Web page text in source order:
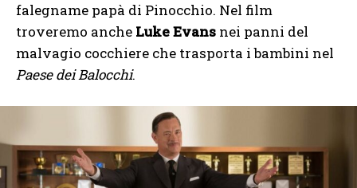
falegname papà di Pinocchio. Nel film
troveremo anche Luke Evans nei panni del
malvagio cocchiere che trasporta i bambini nel
Paese dei Balocchi.